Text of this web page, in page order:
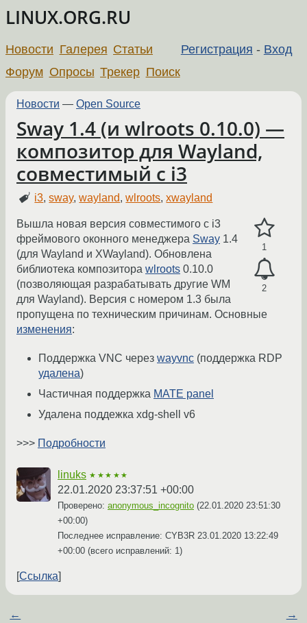
LINUX.ORG.RU
Регистрация - Вход
Новости Галерея Статьи
Форум Опросы Трекер Поиск
Новости — Open Source
Sway 1.4 (и wlroots 0.10.0) —
композитор для Wayland,
совместимый с i3
i3,sway,wayland,wlroots,xwayland
1
2
Вышла новая версия совместимого с i3
фреймового оконного менеджера Sway 1.4
(для Wayland и XWayland). Обновлена
библиотека композитора wlroots 0.10.0
(позволяющая разрабатывать другие WM
для Wayland). Версия с номером 1.3 была
пропущена по техническим причинам. Основные
изменения:
Поддержка VNC через wayvnc (поддержка RDP
удалена)
Частичная поддержка MATE panel
Удалена поддежка xdg-shell v6
>>> Подробности
linuks ★★★★★
22.01.2020 23:37:51 +00:00
Проверено: anonymous_incognito (22.01.2020 23:51:30
+00:00)
Последнее исправление: CYB3R 23.01.2020 13:22:49
+00:00 (всего исправлений: 1)
Ссылка
← →